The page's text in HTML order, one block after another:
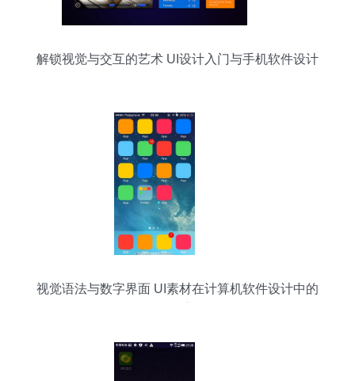
解锁视觉与交互的艺术 UI设计入门与手机软件设计
视觉语法与数字界面 UI素材在计算机软件设计中的